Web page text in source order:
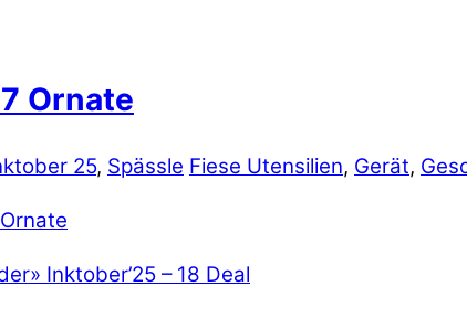
Ornate
25, Spässle Fiese Utensilien, Gerät,
» Inktober’25 – 18 Deal